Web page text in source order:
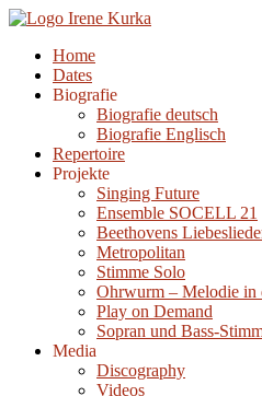
Zum
springenHome
Dates
Biografie
Biografie deutsch
Biografie Englisch
Repertoire
Projekte
Singing Future
Ensemble SOCELL 21
Beethovens
Metropolitan
Stimme Solo
Ohrwurm – Melodie in
Play on Demand
Sopran und Bass-
Media
Discography
Videos